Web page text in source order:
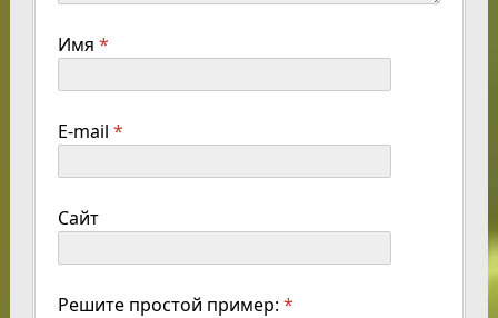
Имя *
E-mail *
Сайт
Решите простой пример: *